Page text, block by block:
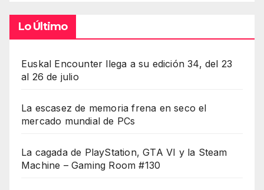
Lo Último
Euskal Encounter llega a su edición 34, del 23
al 26 de julio
La escasez de memoria frena en seco el
mercado mundial de PCs
La cagada de PlayStation, GTA VI y la Steam
Machine – Gaming Room #130